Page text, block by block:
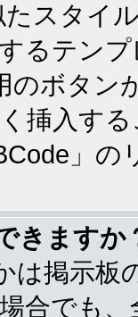
たスタイ
るテン
のボタン
挿入す
」
きますか
は掲示板
合でも